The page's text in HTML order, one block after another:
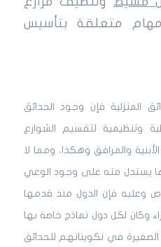
مهام متعلقة بتأسيس
المنزلية فإن وجود الحدائق
وتنظيمية لتقسيم الشوارع
والمرافق وهكذا، ومما لا
يستدل منه على وجود الوعي
وعليه فإن الدول منذ قدمها
وكان لكل دول نماذج خاصة بها
في تكويناتهم للحدائق